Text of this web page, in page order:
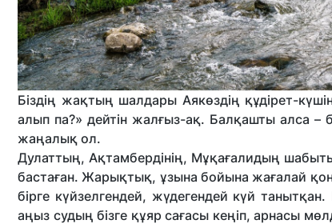
Біздің жақтың шалдары Аякөздің құдірет-
алып па?» дейтін жалғыз-ақ. Балқашты алса
жаңалық ол.
Дулаттың, Ақтамбердінің, Мұқағалидың
бастаған. Жарықтық, ұзына бойына жағалай
бірге күйзелгендей, жүдегендей күй
аңыз судың бізге құяр сағасы кеңіп, арнасы